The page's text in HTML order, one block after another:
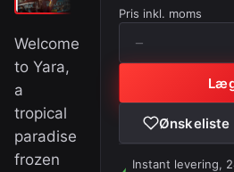
Welcome
to Yara,
a
tropical
paradise
frozen
Pris inkl. moms
−
Ønskeliste
Instant levering,